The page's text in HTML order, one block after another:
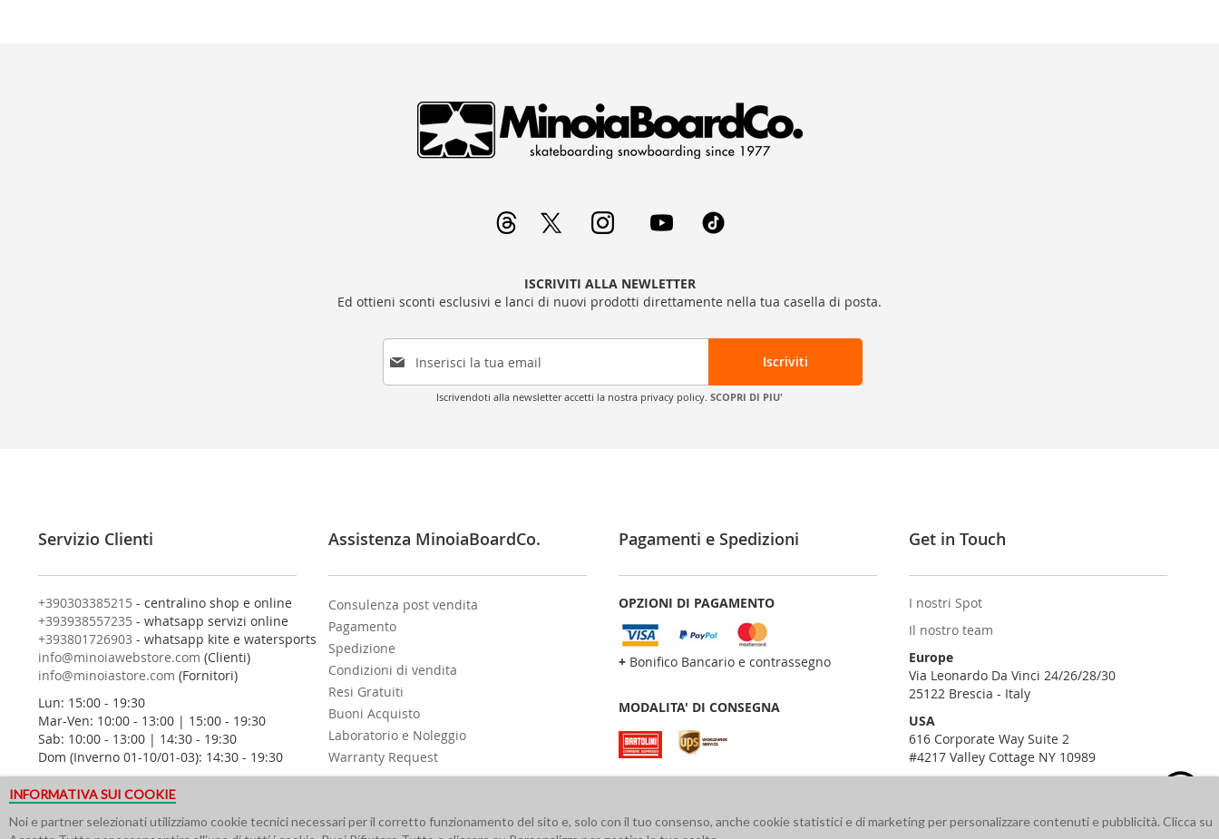
ISCRIVITI ALLA NEWLETTER
Ed ottieni sconti esclusivi e lanci di nuovi prodotti direttamente nella tua casella di posta.
I
c
l
n
o
s
t
r
a
N
e
w
s
l
e
t
Iscriviti
Iscrivendoti alla newsletter accetti la nostra privacy policy. SCOPRI DI PIU'
Servizio Clienti
+390303385215 - centralino shop e online
+393938557235 - whatsapp servizi online
+393801726903 - whatsapp kite e watersports
info@minoiawebstore.com (Clienti)
info@minoiastore.com (Fornitori)
Lun: 15:00 - 19:30
Mar-Ven: 10:00 - 13:00 | 15:00 - 19:30
Sab: 10:00 - 13:00 | 14:30 - 19:30
Dom (Inverno 01-10/01-03): 14:30 - 19:30
Assistenza MinoiaBoardCo.
Consulenza post vendita
Pagamento
Spedizione
Condizioni di vendita
Resi Gratuiti
Buoni Acquisto
Laboratorio e Noleggio
Warranty Request
Pagamenti e Spedizioni
OPZIONI DI PAGAMENTO
+ Bonifico Bancario e contrassegno
MODALITA' DI CONSEGNA
Get in Touch
I nostri Spot
Il nostro team
Europe
Via Leonardo Da Vinci 24/26/28/30
25122 Brescia - Italy
USA
616 Corporate Way Suite 2
#4217 Valley Cottage NY 10989
INFORMATIVA SUI COOKIE
Noi e partner selezionati utilizziamo cookie tecnici necessari per il corretto funzionamento del sito e, solo con il tuo consenso, anche cookie statistici e di marketing per personalizzare contenuti e pubblicità. Clicca su